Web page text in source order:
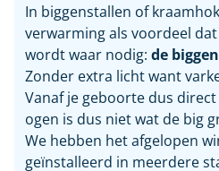
In biggenstallen of
verwarming als voordeel
wordt waar nodig: de
Zonder extra licht want
Vanaf je geboorte dus
ogen is dus niet wat de big
We hebben het afgelopen
geïnstalleerd in meerdere